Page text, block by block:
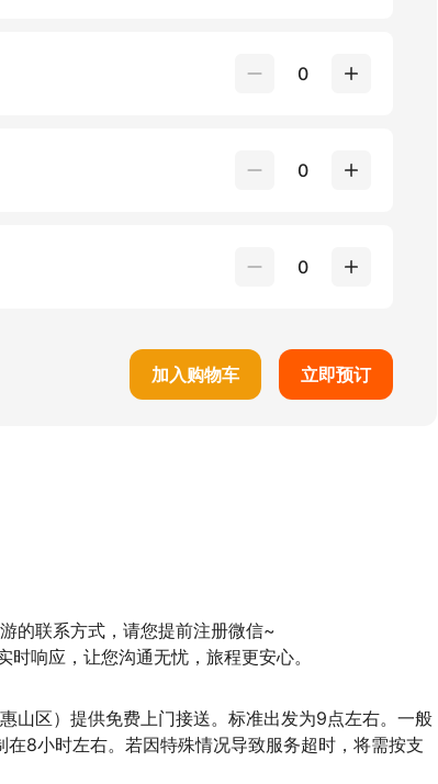
0
0
0
加入购物车 立即预订
的联系方式，请您提前注册微信~
响应，让您沟通无忧，旅程更安心。
山区）提供免费上门接送。标准出发为9点左右。一般
8小时左右。若因特殊情况导致服务超时，将需按支